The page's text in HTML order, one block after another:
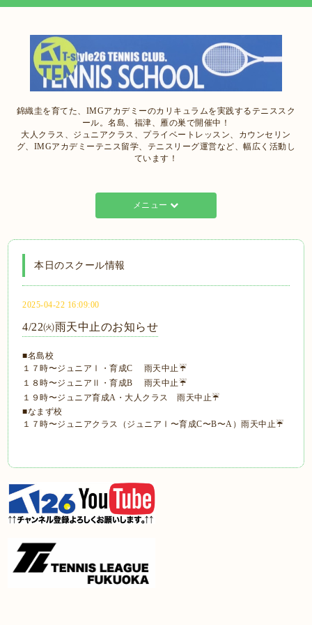
錦織圭を育てた、IMGアカデミーのカリキュラムを実践するテニススク
ール。名島、福津、雁の巣で開催中！
大人クラス、ジュニアクラス、プライベートレッスン、カウンセリン
グ、IMGアカデミーテニス留学、テニスリーグ運営など、幅広く活動し
ています！
メニュー
本日のスクール情報
2025-04-22 16:09:00
4/22㈫雨天中止のお知らせ
■名島校
１７時〜ジュニアⅠ・育成C 雨天中止☔
１８時〜ジュニアⅡ・育成B 雨天中止☔
１９時〜ジュニア育成A・大人クラス 雨天中止☔
■なまず校
１７時〜ジュニアクラス（ジュニアⅠ〜育成C〜B〜A）雨天中止☔